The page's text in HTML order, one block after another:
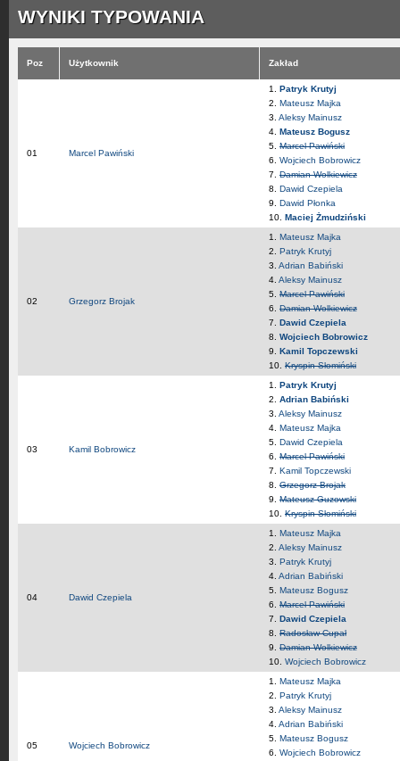
WYNIKI TYPOWANIA
Poz Użytkownik Zakład
01 Marcel Pawiński
1. Patryk Krutyj
2. Mateusz Majka
3. Aleksy Mainusz
4. Mateusz Bogusz
5. Marcel Pawiński
6. Wojciech Bobrowicz
7. Damian Wolkiewicz
8. Dawid Czepiela
9. Dawid Płonka
10. Maciej Żmudziński
02 Grzegorz Brojak
1. Mateusz Majka
2. Patryk Krutyj
3. Adrian Babiński
4. Aleksy Mainusz
5. Marcel Pawiński
6. Damian Wolkiewicz
7. Dawid Czepiela
8. Wojciech Bobrowicz
9. Kamil Topczewski
10. Kryspin Słomiński
03 Kamil Bobrowicz
1. Patryk Krutyj
2. Adrian Babiński
3. Aleksy Mainusz
4. Mateusz Majka
5. Dawid Czepiela
6. Marcel Pawiński
7. Kamil Topczewski
8. Grzegorz Brojak
9. Mateusz Guzowski
10. Kryspin Słomiński
04 Dawid Czepiela
1. Mateusz Majka
2. Aleksy Mainusz
3. Patryk Krutyj
4. Adrian Babiński
5. Mateusz Bogusz
6. Marcel Pawiński
7. Dawid Czepiela
8. Radosław Cupał
9. Damian Wolkiewicz
10. Wojciech Bobrowicz
05 Wojciech Bobrowicz
1. Mateusz Majka
2. Patryk Krutyj
3. Aleksy Mainusz
4. Adrian Babiński
5. Mateusz Bogusz
6. Wojciech Bobrowicz